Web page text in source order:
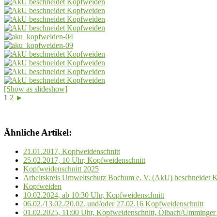
[Show as slideshow]
1 2 ►
Ähnliche Artikel:
21.01.2017, Kopfweidenschnitt
25.02.2017, 10 Uhr, Kopfweidenschnitt
Kopfweidenschnitt 2025
Arbeitskreis Umweltschutz Bochum e. V. (AkU) beschneidet
Kopfweiden
10.02.2024, ab 10:30 Uhr, Kopfweidenschnitt
06.02./13.02./20.02. und/oder 27.02.16 Kopfweidenschnitt
01.02.2025, 11:00 Uhr, Kopfweidenschnitt, Ölbach/Ümminger